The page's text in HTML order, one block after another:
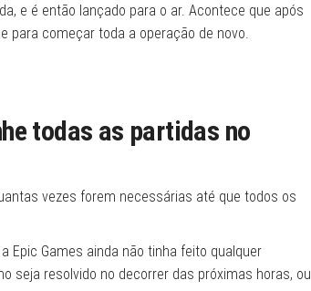
e é então lançado para o ar. Acontece que após
para começar toda a operação de novo.
todas as partidas no
vezes forem necessárias até que todos os
Games ainda não tinha feito qualquer
seja resolvido no decorrer das próximas horas, ou